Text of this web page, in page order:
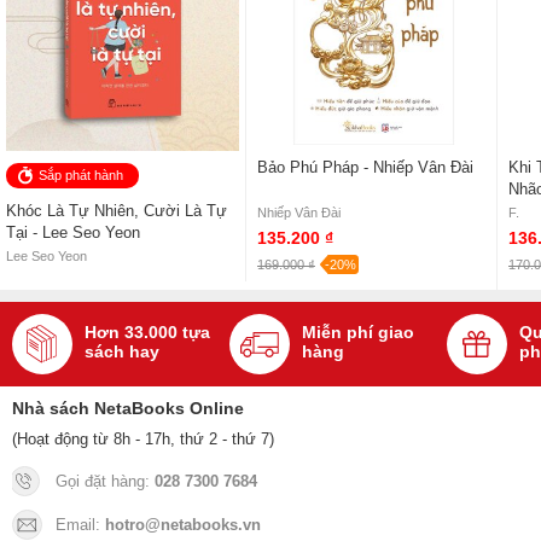
Sắp phát hành
Khóc Là Tự Nhiên, Cười Là Tự
Tại - Lee Seo Yeon
Lee Seo Yeon
Bảo Phú Pháp - Nhiếp Vân Đài
Nhiếp Vân Đài
135.200 ₫
169.000 ₫ -20%
Khi
Vụn
F.
Hơn 33.000 tựa
sách hay
Miễn phí giao
hàng
Nhà sách NetaBooks Online
(Hoạt động từ 8h - 17h, thứ 2 - thứ 7)
Gọi đặt hàng: 028 7300 7684
Email: hotro@netabooks.vn